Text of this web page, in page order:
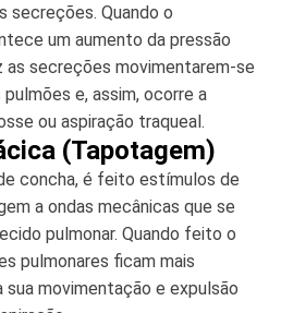
secreções. Quando o
um aumento da pressão
as secreções movimentarem-se
e, assim, ocorre a
ou aspiração traqueal.
(Tapotagem)
concha, é feito estímulos de
a ondas mecânicas que se
pulmonar. Quando feito o
pulmonares ficam mais
movimentação e expulsão